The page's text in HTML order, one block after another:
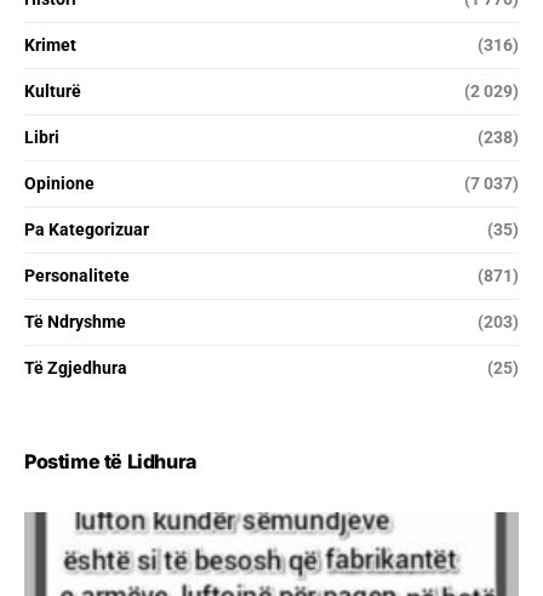
Krimet (316)
Kulturë (2 029)
Libri (238)
Opinione (7 037)
Pa Kategorizuar (35)
Personalitete (871)
Të Ndryshme (203)
Të Zgjedhura (25)
Postime të Lidhura